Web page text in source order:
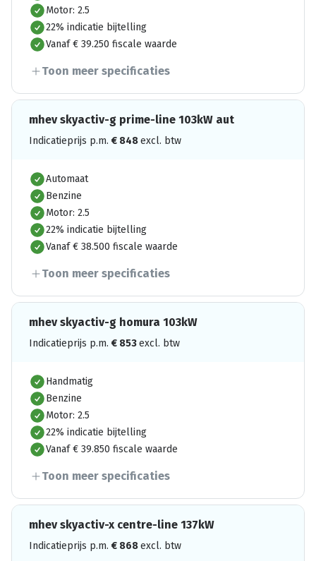
Motor: 2.5
22% indicatie bijtelling
Vanaf € 39.250 fiscale waarde
Toon meer specificaties
mhev skyactiv-g prime-line 103kW aut
Indicatieprijs p.m. € 848excl. btw
Automaat
Benzine
Motor: 2.5
22% indicatie bijtelling
Vanaf € 38.500 fiscale waarde
Toon meer specificaties
mhev skyactiv-g homura 103kW
Indicatieprijs p.m. € 853excl. btw
Handmatig
Benzine
Motor: 2.5
22% indicatie bijtelling
Vanaf € 39.850 fiscale waarde
Toon meer specificaties
mhev skyactiv-x centre-line 137kW
Indicatieprijs p.m. € 868excl. btw